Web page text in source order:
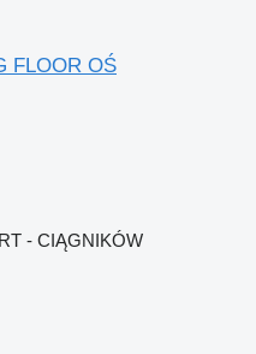
FLOOR OŚ
- CIĄGNIKÓW